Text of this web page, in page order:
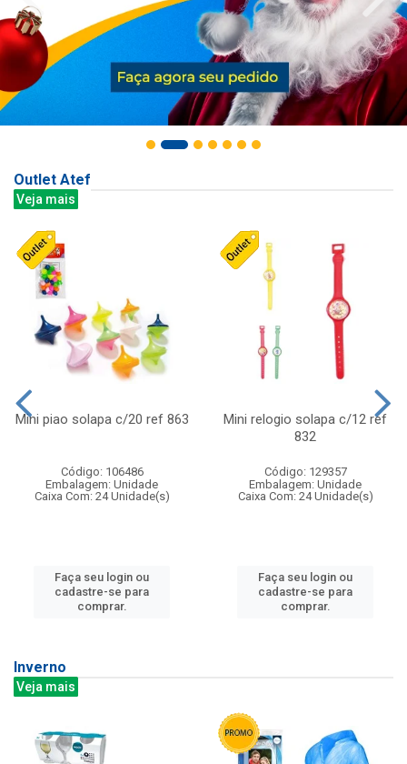
Outlet Atef
Veja mais
Mini piao solapa c/20 ref 863
Código: 106486
Embalagem: Unidade
Caixa Com: 24 Unidade(s)
Faça seu login ou
cadastre-se para
comprar.
Mini relogio solapa c/12 ref
832
Código: 129357
Embalagem: Unidade
Caixa Com: 24 Unidade(s)
Faça seu login ou
cadastre-se para
comprar.
Inverno
Veja mais